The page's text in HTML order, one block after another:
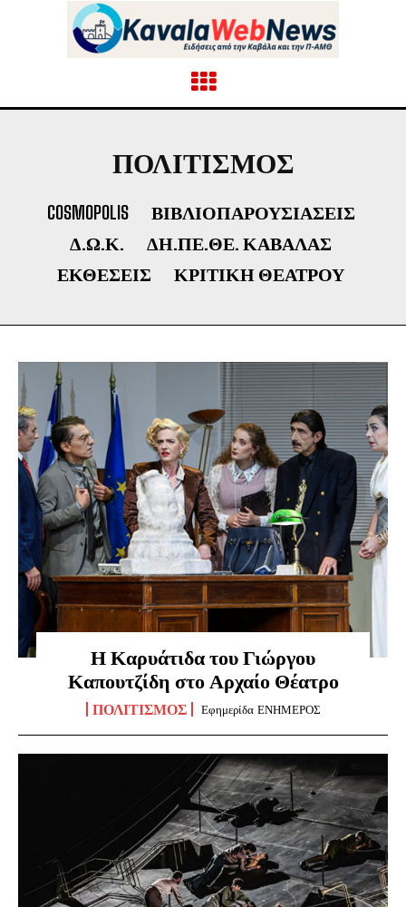
ΠΟΛΙΤΙΣΜΌΣ
COSMOPOLIS
ΒΙΒΛΙΟΠΑΡΟΥΣΙΆΣΕΙΣ
Δ.Ω.Κ.
ΔΗ.ΠΕ.ΘΕ. ΚΑΒΆΛΑΣ
ΕΚΘΈΣΕΙΣ
ΚΡΙΤΙΚΉ ΘΕΆΤΡΟΥ
Η Καρυάτιδα του Γιώργου
Καπουτζίδη στο Αρχαίο Θέατρο
ΠΟΛΙΤΙΣΜΌΣ Εφημερίδα ΕΝΗΜΕΡΟΣ